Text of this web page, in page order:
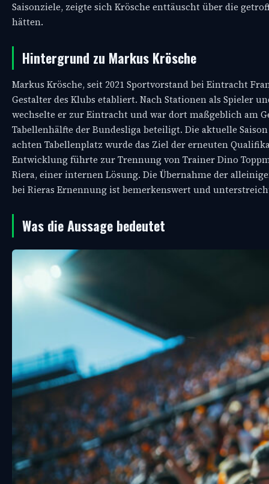
Saisonziele, zeigte sich Krösche enttäuscht über die
hätten.
Hintergrund zu Markus Krösche
Markus Krösche, seit 2021 Sportvorstand bei Eintracht
Gestalter des Klubs etabliert. Nach Stationen als Spieler
wechselte er zur Eintracht und war dort maßgeblich am
Tabellenhälfte der Bundesliga beteiligt. Die aktuelle
achten Tabellenplatz wurde das Ziel der erneuten
Entwicklung führte zur Trennung von Trainer Dino
Riera, einer internen Lösung. Die Übernahme der
bei Rieras Ernennung ist bemerkenswert und
Was die Aussage bedeutet